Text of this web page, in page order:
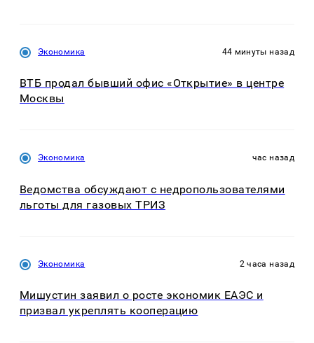
Экономика 44 минуты назад
ВТБ продал бывший офис «Открытие» в центре
Москвы
Экономика час назад
Ведомства обсуждают с недропользователями
льготы для газовых ТРИЗ
Экономика 2 часа назад
Мишустин заявил о росте экономик ЕАЭС и
призвал укреплять кооперацию